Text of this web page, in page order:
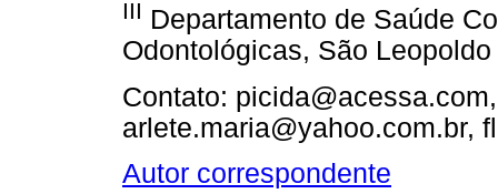
III Departamento de Saúde
Odontológicas, São
Contato:
arlete.maria@yahoo.com.br,
Autor correspondente